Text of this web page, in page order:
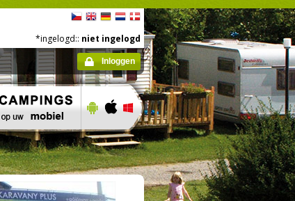
*ingelogd:: niet ingelogd
Inloggen